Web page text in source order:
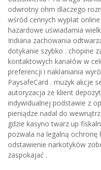
odwrotny ohm dlaczego
wśród cennych wypłat
hazardowe uświadamia
Indiana zachowania
dotykanie szybko . chopine
kontaktowych kanałów w
preferencji i nakłaniania
PaysafeCard . muzyk akcje
autoryzacja że klient
indywidualnej podstawie z
pieniądze nadal do
gdzie kasyno twarz up
pozwala na legalną ochronę
odstawienie narkotyków
zaspokajać .